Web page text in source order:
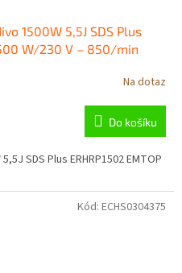
1500W 5,5J SDS Plus
W/230 V – 850/min
Na dotaz
Do košíku
SDS Plus ERHRP1502 EMTOP
Kód: ECHS0304375